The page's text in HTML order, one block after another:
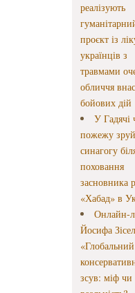
реалізують
проєкт із
українців з
травмами
обличчя
бойових дій
У Гадячі
пожежу
синагогу
поховання
засновника
«Хабад» в
Онлайн-
Йосифа
зсув: міф чи